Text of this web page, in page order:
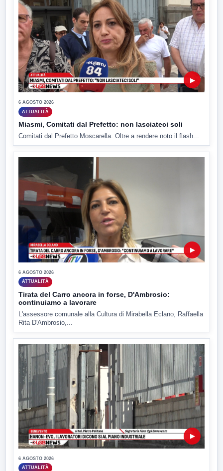
▶
6 AGOSTO 2026
ATTUALITÀ
Miasmi, Comitati dal Prefetto: non lasciateci soli
Comitati dal Prefetto Moscarella. Oltre a rendere noto il flash...
▶
6 AGOSTO 2026
ATTUALITÀ
Tirata del Carro ancora in forse, D'Ambrosio:
continuiamo a lavorare
L'assessore comunale alla Cultura di Mirabella Eclano, Raffaella
Rita D'Ambrosio,...
▶
6 AGOSTO 2026
ATTUALITÀ